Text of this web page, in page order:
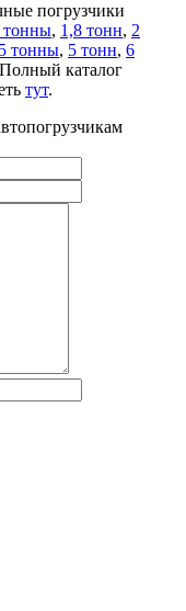
погрузчики
тонны, 1,8 тонн, 2
тонны, 5 тонн, 6
каталог
тут.